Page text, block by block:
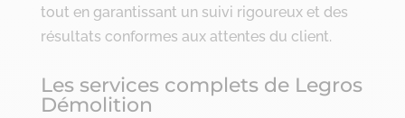
tout en garantissant un suivi rigoureux et des
résultats conformes aux attentes du client.
Les services complets de Legros
Démolition